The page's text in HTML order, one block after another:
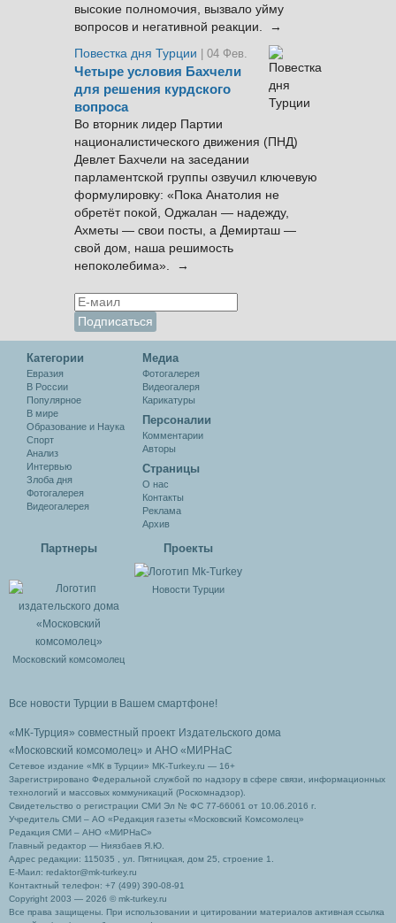
высокие полномочия, вызвало уйму
вопросов и негативной реакции. →
Повестка дня Турции
| 04 Фев.
Четыре условия Бахчели
для решения курдского
вопроса
Во вторник лидер Партии
националистического движения (ПНД)
Девлет Бахчели на заседании
парламентской группы озвучил ключевую
формулировку: «Пока Анатолия не
обретёт покой, Оджалан — надежду,
Ахметы — свои посты, а Демирташ —
свой дом, наша решимость
непоколебима». →
Категории
Евразия
В России
Популярное
В мире
Образование и Наука
Спорт
Анализ
Интервью
Злоба дня
Фотогалерея
Видеогалерея
Медиа
Фотогалерея
Видеогалеря
Карикатуры
Персоналии
Комментарии
Авторы
Cтраницы
О нас
Контакты
Реклама
Архив
Партнеры
Московский комсомолец
Проекты
Новости Турции
Все новости Турции в Вашем смартфоне!
«МК-Турция» совместный проект Издательского дома
«Московский комсомолец» и АНО «МИРНаС
Сетевое издание «МК в Турции» MK-Turkey.ru — 16+
Зарегистрировано Федеральной службой по надзору в сфере связи, информационных
технологий и массовых коммуникаций (Роскомнадзор).
Свидетельство о регистрации СМИ Эл № ФС 77-66061 от 10.06.2016 г.
Учредитель СМИ – АО «Редакция газеты «Московский Комсомолец»
Редакция СМИ – АНО «МИРНаС»
Главный редактор — Ниязбаев Я.Ю.
Адрес редакции: 115035 , ул. Пятницкая, дом 25, строение 1.
Е-Маил: redaktor@mk-turkey.ru
Контактный телефон: +7 (499) 390-08-91
Copyright 2003 — 2026 © mk-turkey.ru
Все права защищены. При использовании и цитировании материалов активная ссылка